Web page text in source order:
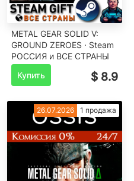
METAL GEAR SOLID V:
GROUND ZEROES · Steam
РОССИЯ и ВСЕ СТРАНЫ
Купить
$ 8.9
26.07.2026 1 продажа